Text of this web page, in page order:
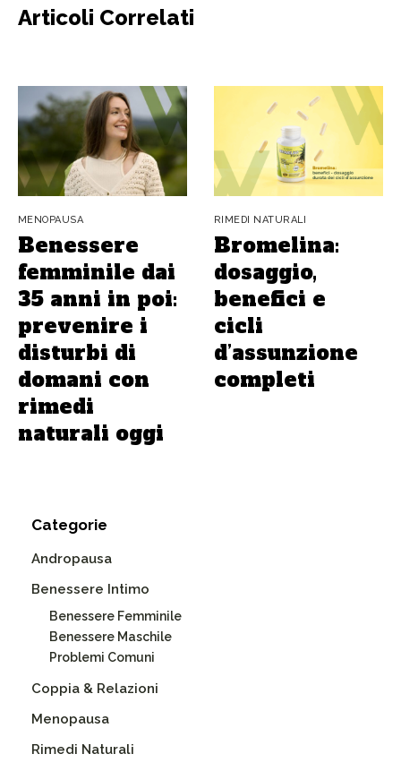
Articoli Correlati
MENOPAUSA
Benessere
femminile dai
35 anni in poi:
prevenire i
disturbi di
domani con
rimedi
naturali oggi
RIMEDI NATURALI
Bromelina:
dosaggio,
benefici e
cicli
d’assunzione
completi
Categorie
Andropausa
Benessere Intimo
Benessere Femminile
Benessere Maschile
Problemi Comuni
Coppia & Relazioni
Menopausa
Rimedi Naturali